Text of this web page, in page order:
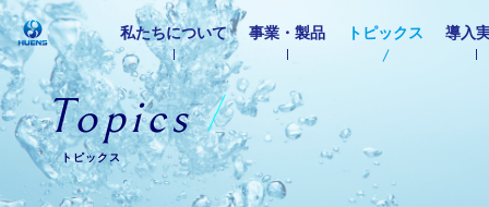
私たちについて 事業・製品 トピックス 導入
Topics
トピックス